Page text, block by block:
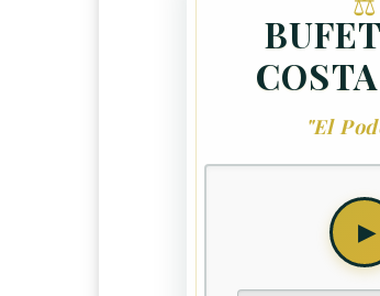
"El